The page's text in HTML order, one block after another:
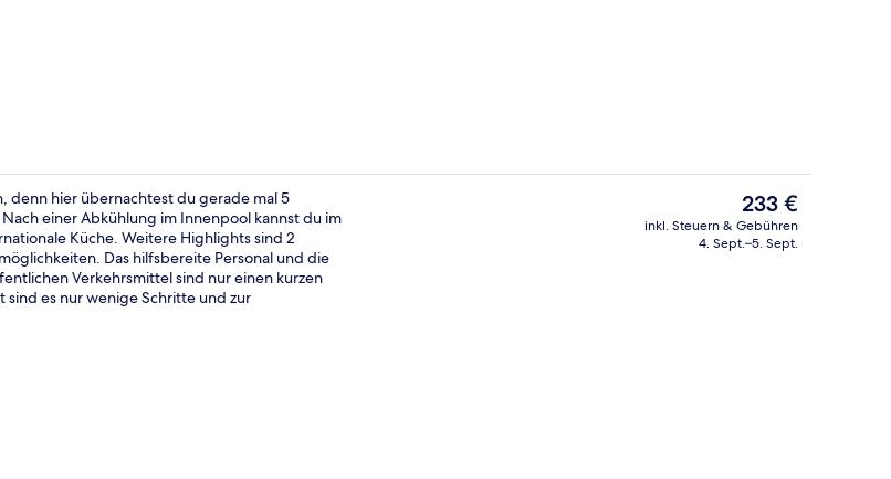
Frühstück und Abendessen Club-Zimmer, 1 King-Bett und
denn hier übernachtest du gerade mal 5
einer Abkühlung im Innenpool kannst du im
Küche. Weitere Highlights sind 2
Das hilfsbereite Personal und die
Verkehrsmittel sind nur einen kurzen
sind es nur wenige Schritte und zur
Der
aktuelle
Preis
233 €
inkl. Steuern & Gebühren
4. Sept.–5. Sept.